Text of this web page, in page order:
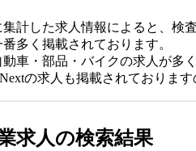
集計した求人情報によると、検
多く掲載されております。
車・部品・バイクの求人が多
の求人も掲載されておりま
求人の検索結果